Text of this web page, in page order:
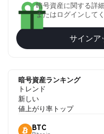
暗号資産に関する詳
またはログインしてく
サインア
暗号資産ランキング
トレンド
新しい
値上がり率トップ
BTC